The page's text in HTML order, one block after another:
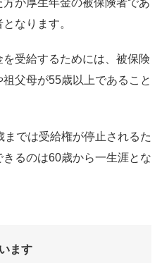
が厚生年金の被保険者であ
なります。
受給するためには、被保険
父母が55歳以上であること
では受給権が停止されるた
るのは60歳から一生涯とな
ます